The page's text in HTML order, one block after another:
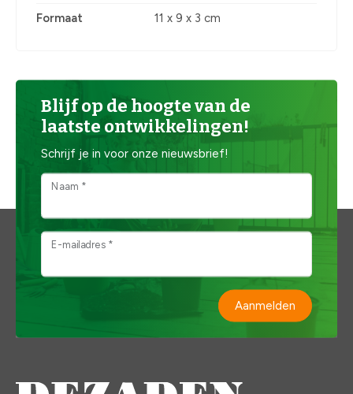
Formaat 11 x 9 x 3 cm
Blijf op de hoogte van de
laatste ontwikkelingen!
Schrijf je in voor onze nieuwsbrief!
Naam *
E-mailadres *
Aanmelden